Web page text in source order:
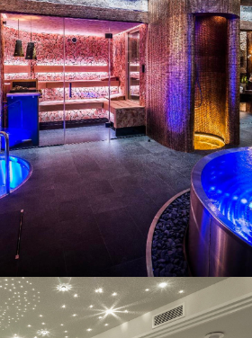
Exemples de projets